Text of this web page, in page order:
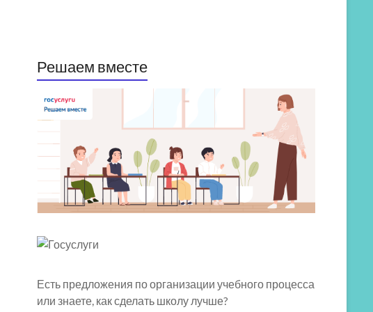
Решаем вместе
Есть предложения по организации учебного процесса
или знаете, как сделать школу лучше?